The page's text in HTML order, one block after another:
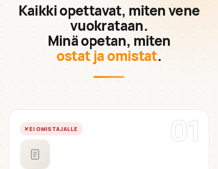
Kaikki opettavat, miten vene
vuokrataan.
Minä opetan, miten
ostat ja omistat.
01
EI OMISTAJALLE